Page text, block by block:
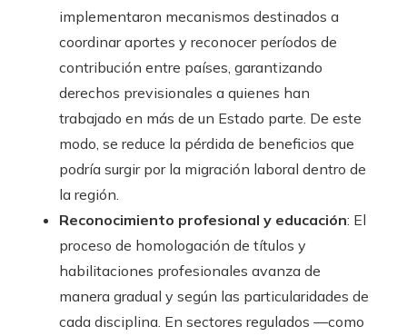
implementaron mecanismos destinados a
coordinar aportes y reconocer períodos de
contribución entre países, garantizando
derechos previsionales a quienes han
trabajado en más de un Estado parte. De este
modo, se reduce la pérdida de beneficios que
podría surgir por la migración laboral dentro de
la región.
Reconocimiento profesional y educación: El
proceso de homologación de títulos y
habilitaciones profesionales avanza de
manera gradual y según las particularidades de
cada disciplina. En sectores regulados —como